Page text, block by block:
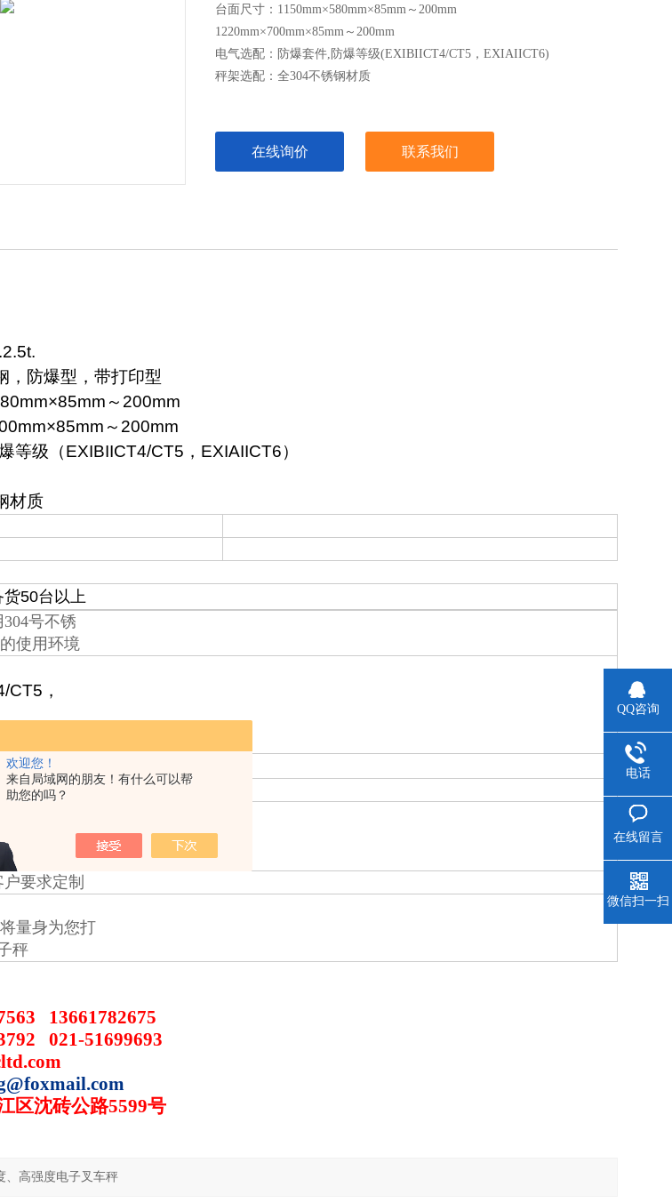
欢迎您！
来自局域网的朋友！有什么可以帮
助您的吗？
台面尺寸：1150mm×580mm×85mm～200mm
1220mm×700mm×85mm～200mm
电气选配：防爆套件,防爆等级(EXIBIICT4/CT5，EXIAIICT6)
秤架选配：全304不锈钢材质
在线询价 联系我们
，防爆型，带打印型
×85mm ～ 200mm
×85mm ～ 200mm
等级（EXIBIICT4/CT5 ， EXIAIICT6）
材质
货50台以上
号不锈
使用环境
CT5 ，
密封，凹
用
要求定制
量身为您打
秤
13661782675
021-51699693
区沈砖公路5599号
QQ咨询
电话
在线留言
微信扫一扫